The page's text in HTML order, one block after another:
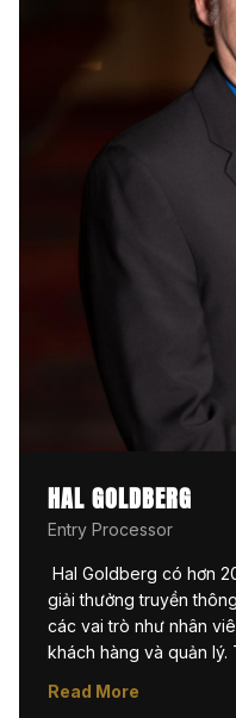
HAL GOLDBERG
Entry Processor
Hal Goldberg có hơn
giải thưởng truyền
các vai trò như nhân
khách hàng và quản lý.
năm và cung cấp hỗ
Read More